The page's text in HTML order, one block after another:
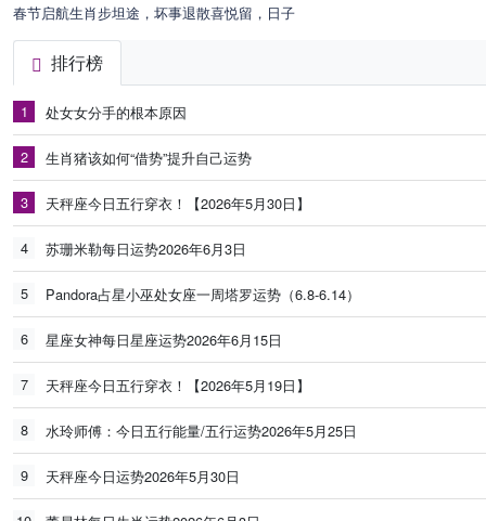
春节启航生肖步坦途，坏事退散喜悦留，日子
排行榜
1 处女女分手的根本原因
2 生肖猪该如何“借势”提升自己运势
3 天秤座今日五行穿衣！【2026年5月30日】
4 苏珊米勒每日运势2026年6月3日
5 Pandora占星小巫处女座一周塔罗运势（6.8-6.14）
6 星座女神每日星座运势2026年6月15日
7 天秤座今日五行穿衣！【2026年5月19日】
8 水玲师傅：今日五行能量/五行运势2026年5月25日
9 天秤座今日运势2026年5月30日